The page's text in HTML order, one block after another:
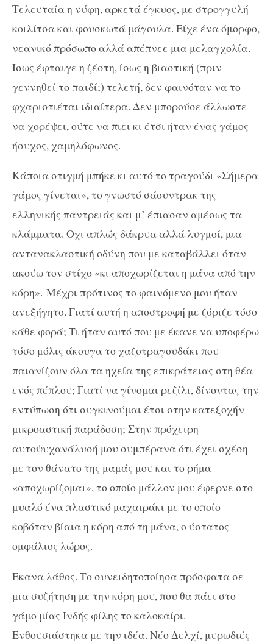
Τελευταία η νύφη, αρκετά έγκυος, με στρογγυλή
κοιλίτσα και φουσκωτά μάγουλα. Είχε ένα όμορφο,
νεανικό πρόσωπο αλλά απέπνεε μια μελαγχολία.
Ισως έφταιγε η ζέστη, ίσως η βιαστική (πριν
γεννηθεί το παιδί;) τελετή, δεν φαινόταν να το
φχαριστιέται ιδιαίτερα. Δεν μπορούσε άλλωστε
να χορέψει, ούτε να πιει κι έτσι ήταν ένας γάμος
ήσυχος, χαμηλόφωνος.
Κάποια στιγμή μπήκε κι αυτό το τραγούδι «Σήμερα
γάμος γίνεται», το γνωστό σάουντρακ της
ελληνικής παντρειάς και μ’ έπιασαν αμέσως τα
κλάμματα. Οχι απλώς δάκρυα αλλά λυγμοί, μια
αντανακλαστική οδύνη που με καταβάλλει όταν
ακούω τον στίχο «κι αποχωρίζεται η μάνα από την
κόρη». Μέχρι πρότινος το φαινόμενο μου ήταν
ανεξήγητο. Γιατί αυτή η αποστροφή με ζόριζε τόσο
κάθε φορά; Τι ήταν αυτό που με έκανε να υποφέρω
τόσο μόλις άκουγα το χαζοτραγουδάκι που
παιανίζουν όλα τα ηχεία της επικράτειας στη θέα
ενός πέπλου; Γιατί να γίνομαι ρεζίλι, δίνοντας την
εντύπωση ότι συγκινούμαι έτσι στην κατεξοχήν
μικροαστική παράδοση; Στην πρόχειρη
αυτοψυχανάλυσή μου συμπέρανα ότι έχει σχέση
με τον θάνατο της μαμάς μου και το ρήμα
«αποχωρίζομαι», το οποίο μάλλον μου έφερνε στο
μυαλό ένα πλαστικό μαχαιράκι με το οποίο
κοβόταν βίαια η κόρη από τη μάνα, ο ύστατος
ομφάλιος λώρος.
Εκανα λάθος. Το συνειδητοποίησα πρόσφατα σε
μια συζήτηση με την κόρη μου, που θα πάει στο
γάμο μίας Ινδής φίλης το καλοκαίρι.
Ενθουσιάστηκα με την ιδέα. Νέο Δελχί, μυρωδιές